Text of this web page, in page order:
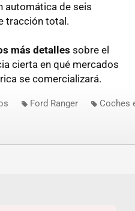
automática de seis
tracción total.
más detalles sobre el
cierta en qué mercados
se comercializará.
Ford Ranger Coches